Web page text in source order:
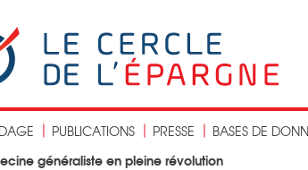
PUBLICATIONS PRESSE BASES DE
généraliste en pleine révolution